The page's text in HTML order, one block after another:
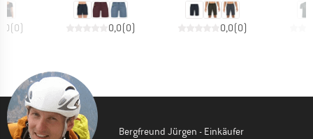
(0) 0,0(0) 0,0(0)
Bergfreund Jürgen - Einkäufer